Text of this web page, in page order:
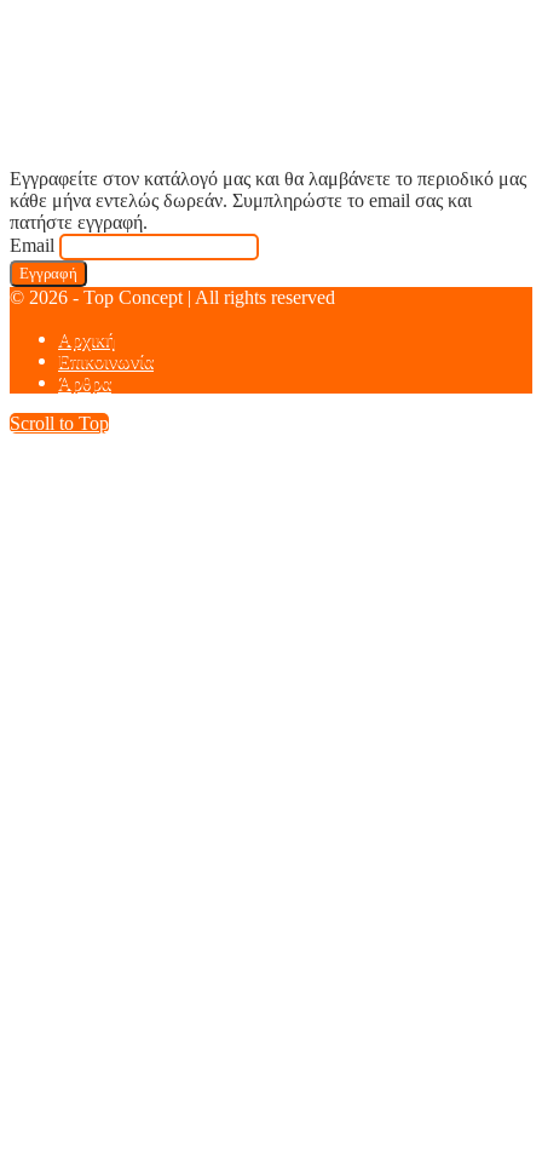
Εγγραφείτε στον κατάλογό μας και θα λαμβάνετε το περιοδικό μας
κάθε μήνα εντελώς δωρεάν. Συμπληρώστε το email σας και
πατήστε εγγραφή.
Email
© 2026 - Top Concept | All rights reserved
Αρχική
Επικοινωνία
Άρθρα
Scroll to Top